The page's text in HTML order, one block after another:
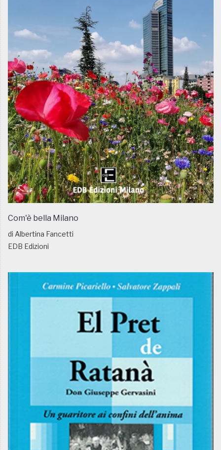
Com'è bella Milano
di Albertina Fancetti
EDB Edizioni